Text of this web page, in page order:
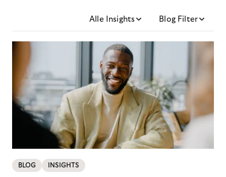
Alle Insights Blog Filter
BLOG INSIGHTS